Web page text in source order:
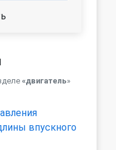
«двигатель»
впускного